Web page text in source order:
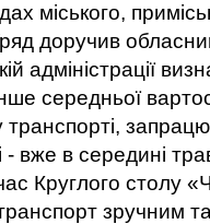
міського,
доручив
адміністрації
середньої
транспорті,
- вже в середині
Круглого столу
зручним